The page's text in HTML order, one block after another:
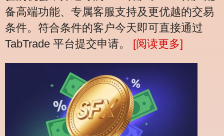
备高端功能、专属客服支持及更优越的交易
条件。符合条件的客户今天即可直接通过
TabTrade 平台提交申请。
[阅读更多]